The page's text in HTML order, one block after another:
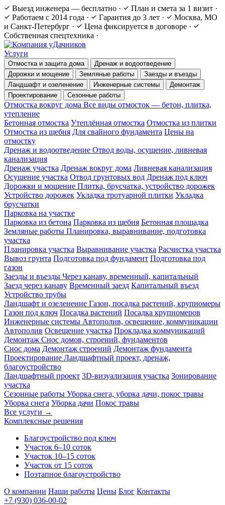
Выезд инженера — бесплатно · План и смета за 1 визит ·
Работаем с 2014 года · Гарантия до 3 лет ·
Москва, МО
и Санкт-Петербург · Цена фиксируется в договоре ·
Собственная спецтехника ·
Услуги
Отмостка и защита дома
Дренаж и водоотведение
Дорожки и мощение
Земляные работы
Заезды и въезды
Ландшафт и озеленение
Инженерные системы
Демонтаж
Проектирование
Сезонные работы
Отмостка вокруг дома Все виды отмосток — бетон, плитка,
утепление
Бетонная отмостка Утеплённая отмостка Отмостка из плитки
Отмостка из щебня Для свайного фундамента Цены на
отмостку
Дренаж и водоотведение Отвод воды, осушение, ливневая
канализация
Дренаж участка Дренаж вокруг дома Ливневая канализация
Осушение участка Отвод грунтовых вод Дренаж под ключ
Дорожки и мощение Плитка, брусчатка, устройство дорожек
Устройство дорожек Укладка тротуарной плитки Укладка
брусчатки
Парковка на участке
Парковка из бетона Парковка из щебня Бетонная площадка
Земляные работы Планировка, выравнивание, подготовка
участка
Планировка участка Выравнивание участка Расчистка участка
Вывоз грунта Подготовка под фундамент Подготовка под
газон
Заезды и въезды Через канаву, временный, капитальный
Заезд через канаву Временный заезд Капитальный въезд
Устройство трубы
Ландшафт и озеленение Газон, посадка растений, крупномеры
Газон под ключ Посадка растений Посадка крупномеров
Инженерные системы Автополив, освещение, коммуникации
Автополив Освещение участка Прокладка коммуникаций
Демонтаж Снос домов, строений, фундаментов
Снос дома Демонтаж строений Демонтаж фундамента
Проектирование Ландшафтный проект, дренаж,
благоустройство
Ландшафтный проект 3D-визуализация участка Зонирование
участка
Сезонные работы Уборка снега, уборка дачи, покос травы
Уборка снега Уборка дачи Покос травы
Все услуги →
Комплексные решения
Благоустройство под ключ
Участок 6–10 соток
Участок 10–15 соток
Участок от 15 соток
Поэтапное благоустройство
О компании Наши работы Цены Блог Контакты
+7 (930) 036-00-02